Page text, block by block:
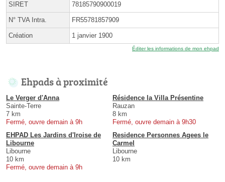
SIRET 78185790900019
N° TVA Intra. FR55781857909
Création 1 janvier 1900
Éditer les informations de mon ehpad
Ehpads à proximité
Le Verger d'Anna
Sainte-Terre
7 km
Fermé, ouvre demain à 9h
Résidence la Villa Présentine
Rauzan
8 km
Fermé, ouvre demain à 9h30
EHPAD Les Jardins d'Iroise de
Libourne
Libourne
10 km
Fermé, ouvre demain à 9h
Residence Personnes Agees le
Carmel
Libourne
10 km